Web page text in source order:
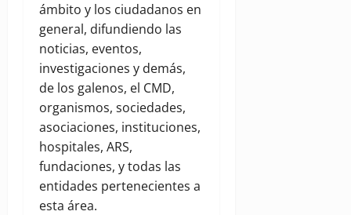
ámbito y los ciudadanos en
general, difundiendo las
noticias, eventos,
investigaciones y demás,
de los galenos, el CMD,
organismos, sociedades,
asociaciones, instituciones,
hospitales, ARS,
fundaciones, y todas las
entidades pertenecientes a
esta área.